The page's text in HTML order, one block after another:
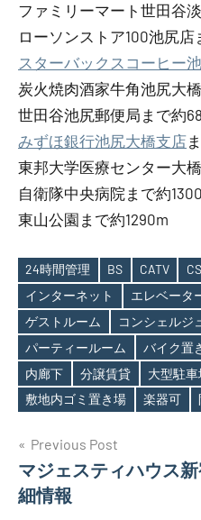
ファミリーマート世田谷
ローソンストア100池尻店
スターバックスコーヒー
炭火焼肉酒家牛角池尻大
世田谷池尻郵便局まで約
みずほ銀行池尻大橋支店
東邦大学医療センター大
自衛隊中央病院まで約
東山公園まで約1290m
Tags
24時間管理 BS CATV CS
インターネット
エレベータ
ゲストルーム
コンシェルジ
パーティールーム
バイク置
内廊下
分譲賃貸 大型駐車
敷地内ゴミ置き場
楽器可
投
稿
Previous Post
マジェスティハウス
細情報